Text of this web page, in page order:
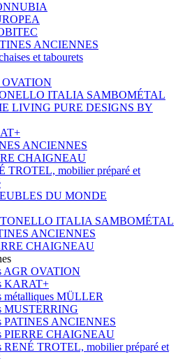
ANCIENNES
et tabourets
OVATION
ITALIA SAMBOMÉTAL
LIVING PURE DESIGNS BY
ANCIENNES
CHAIGNEAU
TROTEL, mobilier préparé et
DU MONDE
ITALIA SAMBOMÉTAL
ANCIENNES
CHAIGNEAU
AGR OVATION
KARAT+
métalliques MÜLLER
MUSTERRING
PATINES ANCIENNES
PIERRE CHAIGNEAU
RENÉ TROTEL, mobilier préparé et